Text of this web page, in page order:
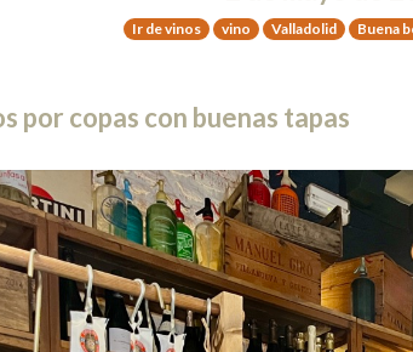
Ir de vinos vino Valladolid Buena
por copas con buenas tapas